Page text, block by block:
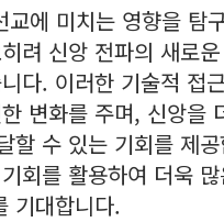
에 미치는 영향을 탐
려 신앙 전파의 새로
다. 이러한 기술적 접
변화를 주며, 신앙을
할 수 있는 기회를 제
회를 활용하여 더욱
기대합니다.